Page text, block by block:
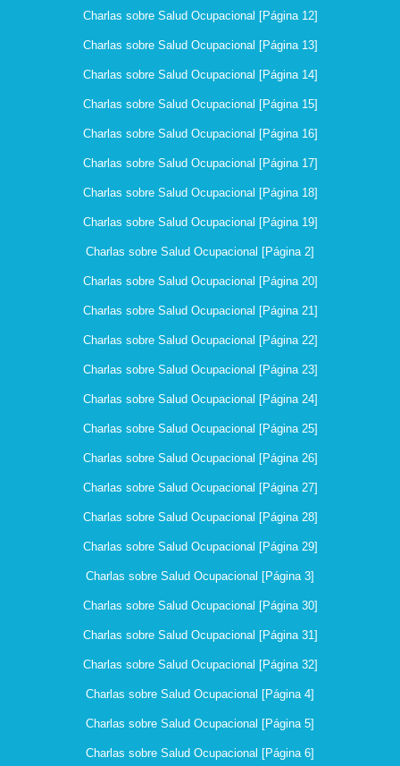
Charlas sobre Salud Ocupacional [Página 12]
Charlas sobre Salud Ocupacional [Página 13]
Charlas sobre Salud Ocupacional [Página 14]
Charlas sobre Salud Ocupacional [Página 15]
Charlas sobre Salud Ocupacional [Página 16]
Charlas sobre Salud Ocupacional [Página 17]
Charlas sobre Salud Ocupacional [Página 18]
Charlas sobre Salud Ocupacional [Página 19]
Charlas sobre Salud Ocupacional [Página 2]
Charlas sobre Salud Ocupacional [Página 20]
Charlas sobre Salud Ocupacional [Página 21]
Charlas sobre Salud Ocupacional [Página 22]
Charlas sobre Salud Ocupacional [Página 23]
Charlas sobre Salud Ocupacional [Página 24]
Charlas sobre Salud Ocupacional [Página 25]
Charlas sobre Salud Ocupacional [Página 26]
Charlas sobre Salud Ocupacional [Página 27]
Charlas sobre Salud Ocupacional [Página 28]
Charlas sobre Salud Ocupacional [Página 29]
Charlas sobre Salud Ocupacional [Página 3]
Charlas sobre Salud Ocupacional [Página 30]
Charlas sobre Salud Ocupacional [Página 31]
Charlas sobre Salud Ocupacional [Página 32]
Charlas sobre Salud Ocupacional [Página 4]
Charlas sobre Salud Ocupacional [Página 5]
Charlas sobre Salud Ocupacional [Página 6]